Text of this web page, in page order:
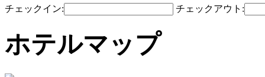
チェックイン: チェックアウト:
ホテルマップ